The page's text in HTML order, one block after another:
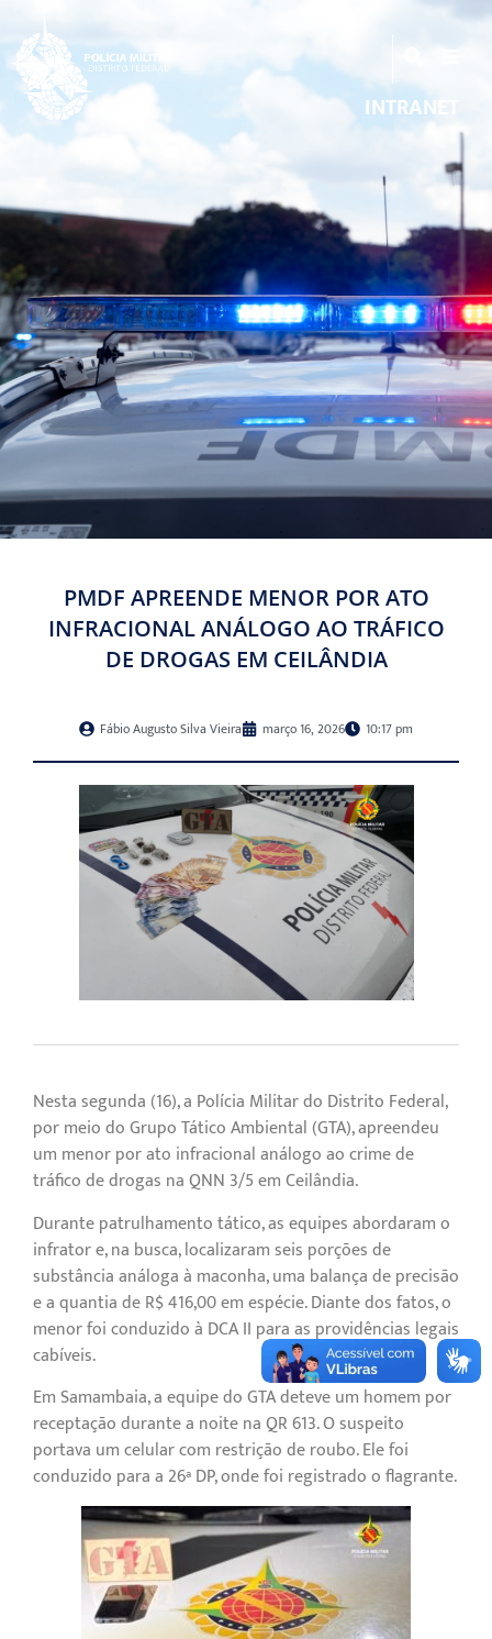
INTRANET
PMDF APREENDE MENOR POR ATO
INFRACIONAL ANÁLOGO AO TRÁFICO
DE DROGAS EM CEILÂNDIA
Fábio Augusto Silva Vieira março 16, 2026 10:17 pm
Nesta segunda (16), a Polícia Militar do Distrito Federal,
por meio do Grupo Tático Ambiental (GTA), apreendeu
um menor por ato infracional análogo ao crime de
tráfico de drogas na QNN 3/5 em Ceilândia.
Durante patrulhamento tático, as equipes abordaram o
infrator e, na busca, localizaram seis porções de
substância análoga à maconha, uma balança de precisão
e a quantia de R$ 416,00 em espécie. Diante dos fatos, o
menor foi conduzido à DCA II para as providências legais
cabíveis.
Em Samambaia, a equipe do GTA deteve um homem por
receptação durante a noite na QR 613. O suspeito
portava um celular com restrição de roubo. Ele foi
conduzido para a 26ª DP, onde foi registrado o flagrante.